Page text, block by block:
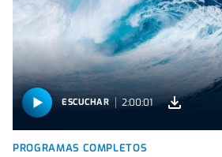
ESCUCHAR 2:00:01
PROGRAMAS COMPLETOS